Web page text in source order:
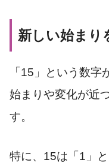
新しい始まり
「15」という数
始まりや変化が近
す。
特に、15は「1」